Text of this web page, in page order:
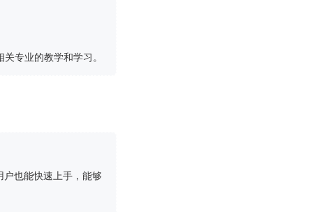
专业的教学和学习。
也能快速上手，能够